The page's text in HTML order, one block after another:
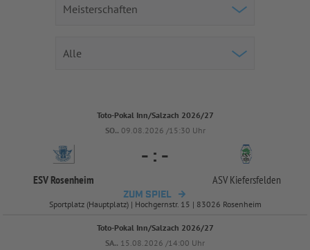
Toto-Pokal Inn/Salzach 2026/27
SO.. 09.08.2026 /15:30 Uhr
ESV Rosenheim
- : -
ASV Kiefersfelden
ZUM SPIEL
Sportplatz (Hauptplatz) | Hochgernstr. 15 | 83026 Rosenheim
Toto-Pokal Inn/Salzach 2026/27
SA.. 15.08.2026 /14:00 Uhr